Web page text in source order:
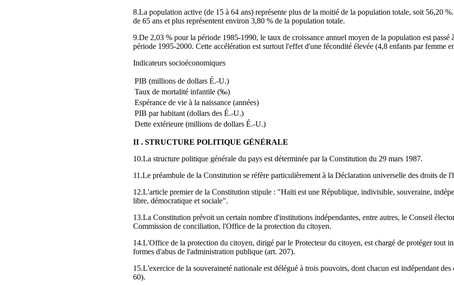
8.La population active (de 15 à 64 ans) représente plus de la moitié de la population totale, soit 56,20 %.
de 65 ans et plus représentent environ 3,80 % de la population totale.
9.De 2,03 % pour la période 1985‑1990, le taux de croissance annuel moyen de la population est passé
période 1995‑2000. Cette accélération est surtout l'effet d'une fécondité élevée (4,8 enfants par femme
Indicateurs socioéconomiques
PIB (millions de dollars É.‑U.)
Taux de mortalité infantile (‰)
Espérance de vie à la naissance (années)
PIB par habitant (dollars des É.‑U.)
Dette extérieure (millions de dollars É.‑U.)
II . STRUCTURE POLITIQUE GÉNÉRALE
10.La structure politique générale du pays est déterminée par la Constitution du 29 mars 1987.
11.Le préambule de la Constitution se réfère particulièrement à la Déclaration universelle des droits de
12.L'article premier de la Constitution stipule : "Haïti est une République, indivisible, souveraine,
libre, démocratique et sociale".
13.La Constitution prévoit un certain nombre d'institutions indépendantes, entre autres, le Conseil
Commission de conciliation, l'Office de la protection du citoyen.
14.L'Office de la protection du citoyen, dirigé par le Protecteur du citoyen, est chargé de protéger tout
formes d'abus de l'administration publique (art. 207).
15.L'exercice de la souveraineté nationale est délégué à trois pouvoirs, dont chacun est indépendant des
60).